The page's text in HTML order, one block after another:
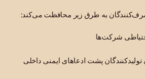
به طرق زیر محافظت می‌کند:
شرکت‌ها
پشت ادعاهای ایمنی داخلی